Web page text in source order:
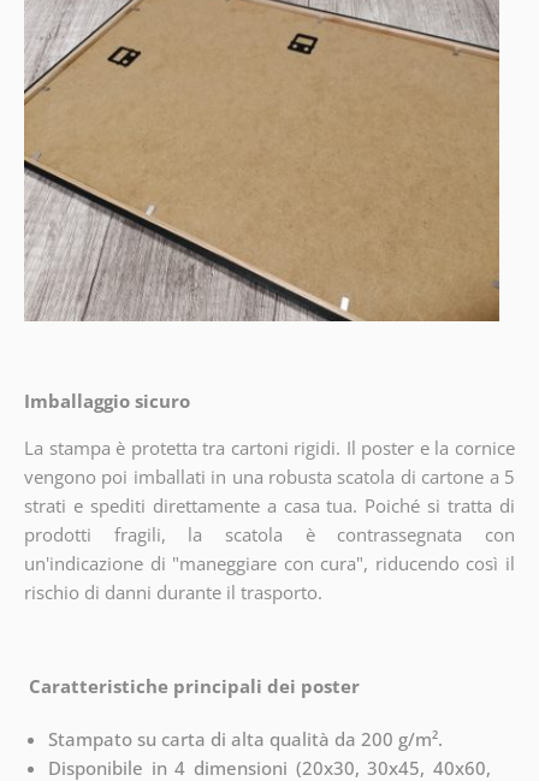
Imballaggio sicuro
La stampa è protetta tra cartoni rigidi. Il poster e la cornice
vengono poi imballati in una robusta scatola di cartone a 5
strati e spediti direttamente a casa tua. Poiché si tratta di
prodotti fragili, la scatola è contrassegnata con
un'indicazione di "maneggiare con cura", riducendo così il
rischio di danni durante il trasporto.
Caratteristiche principali dei poster
Stampato su carta di alta qualità da 200 g/m².
Disponibile in 4 dimensioni (20x30, 30x45, 40x60,